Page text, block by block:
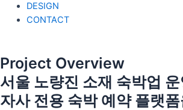
DESIGN
CONTACT
Project Overview
서울 노량진 소재 숙박업
자사 전용 숙박 예약 플랫